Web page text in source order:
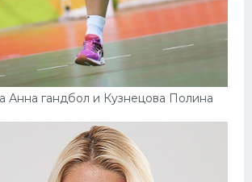
Анна гандбол и Кузнецова Полина